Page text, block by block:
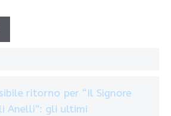
ritorno per “Il Signore
Anelli”: gli ultimi